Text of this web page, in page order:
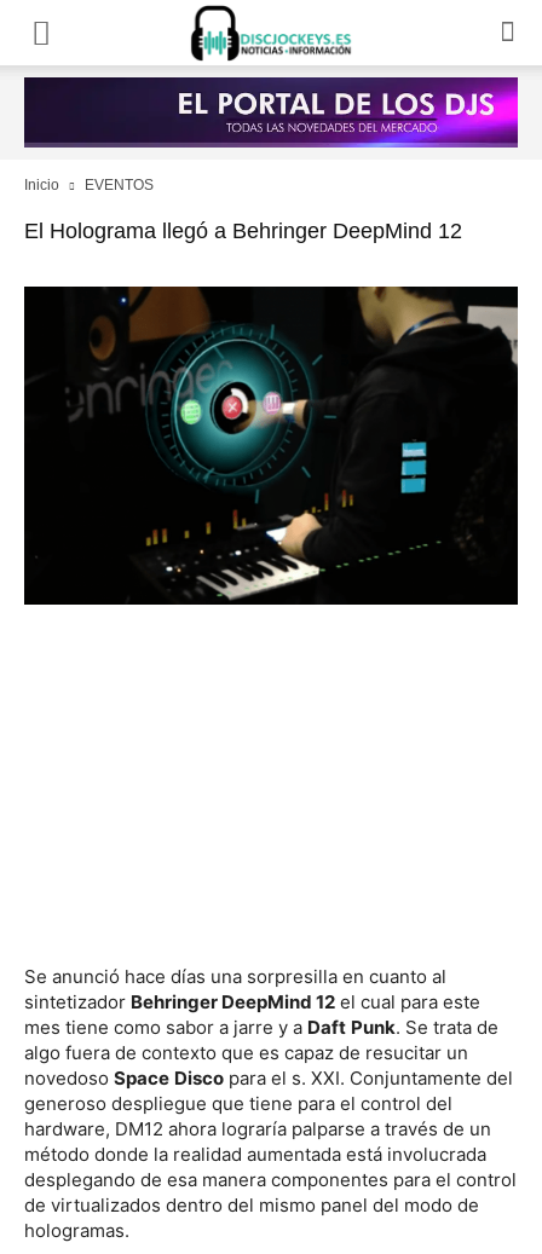
Inicio EVENTOS
El Holograma llegó a Behringer DeepMind 12
Se anunció hace días una sorpresilla en cuanto al
sintetizador Behringer DeepMind 12 el cual para este
mes tiene como sabor a jarre y a Daft Punk. Se trata de
algo fuera de contexto que es capaz de resucitar un
novedoso Space Disco para el s. XXI. Conjuntamente del
generoso despliegue que tiene para el control del
hardware, DM12 ahora lograría palparse a través de un
método donde la realidad aumentada está involucrada
desplegando de esa manera componentes para el control
de virtualizados dentro del mismo panel del modo de
hologramas.